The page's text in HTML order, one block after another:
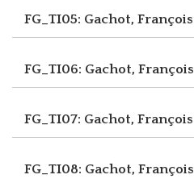
FG_TI05: Gachot, François
FG_TI06: Gachot, François
FG_TI07: Gachot, François
FG_TI08: Gachot, François